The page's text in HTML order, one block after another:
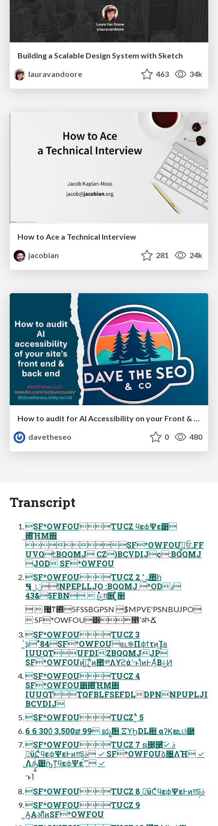
Building a Scalable Design System with Sketch
lauravandoore
463 34k
How to Ace a Technical Interview
jacobian
281 24k
davetheseo
0 480
Transcript
SF*OWFOUTUCZ ϥεϕΨε͸
͜͏΍ָͬͯ͠ΉΜ΍
SF*OWFOUߦ͖͍ͨਓ.FF
UVQ!:BQQMJ CZ)BCVDIJc:BQQMJ
JOD SF*OWFOU
SF*OWFOUTUCZ 2 ࣗݾ঺հ
Ӌᔹݩل!NPEPLLJO :BQQMJ *ODɹ
43&5FBN  ࣎լݝग़਎ ͍͓ͪ͏ؔ੢
  ޷͖ͳ΍ͭ5FSSBGPSN $MPVE'PSNBUJPO
 SF*OWFOU͸೥ʹॳࢀՃ
SF*OWFOUTUCZ 3
͍ͥ͘ʂ"84SF*OWFOUʙւ֎Πϕϯτͷ͢͢Ίʙ
IUUQTUFDIZBQQMJJP
SF*OWFOUͷߦ͖ํʹ͍ͭͯͷ಺༰Λϒϩάʹ·ͱΊͨͷͰΑ͔ͬͨΒݟͯͶ
SF*OWFOUTUCZ 4
SF*OWFOU͸͜͏΍ָͬͯ͠ΉΜ΍
IUUQTTQFBLFSEFDLDPNNPUPLJI
BCVDIJ
SF*OWFOUTUCZ ʹ͍ͭͯ 5
6 6 300݅ 3,500ສ 99 ಋೖ݅਺ ΞϓϦDL਺ αʔϏεܧଓ཰
SF*OWFOUTUCZ 7 ຊ೔͓࿩͍ͨ͠ࣄ ✓
ࢲ͕ϋϚͬͨϥεϕΨεͰͷग़དྷࣄ ✓ SF*OWFOUձ৔Λָ͠Ή ✓
͜͜Λԡ͓͚͑ͯ͞͹ؒҧ͍ͳ͍ϥεϕΨε؍ޫ ✓
·ͱΊ
SF*OWFOUTUCZ 8 ࢲ͕ϋϚͬͨϥεϕΨεͰͷग़དྷࣄ
SF*OWFOUTUCZ 9
͍Α͍ΑॳΊͯͷSF*OWFOU